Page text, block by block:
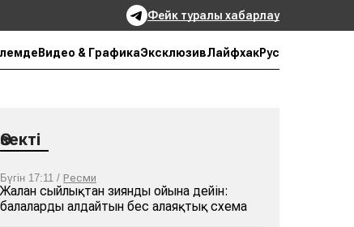
Фейк туралы хабарлау
Видео & ГрафикаЭксклюзивЛайфхакРус
Өзекті
Бүгін 17:11 / Ресми
Жалған сыйлықтан зиянды ойынға дейін:
балаларды алдайтын бес алаяқтық схема